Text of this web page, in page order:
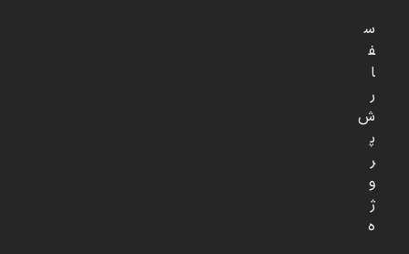
س
ف
ا
ر
ش
پ
ر
و
ژ
ه